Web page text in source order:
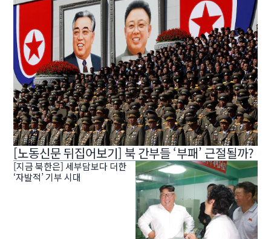
[노동신문 뒤집어보기] 북 간부들 ‘부패’ 근절될까?
[지금 북한은] 세부담보다 더한
‘자발적’ 기부 시대